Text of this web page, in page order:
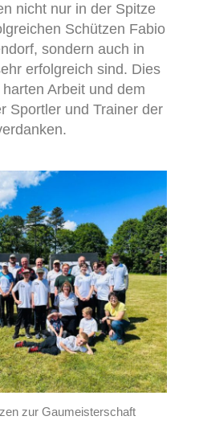
nicht nur in der Spitze
Schützen Fabio
sondern auch in
erfolgreich sind. Dies
Arbeit und dem
Sportler und Trainer der
zur Gaumeisterschaft